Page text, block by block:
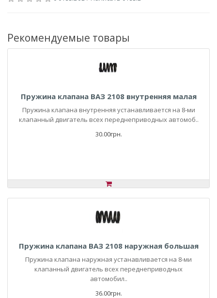
Рекомендуемые товары
Пружина клапана ВАЗ 2108 внутренняя малая
Пружина клапана внутренняя устанавливается на 8-ми
клапанный двигатель всех переднеприводных автомоб..
30.00грн.
Пружина клапана ВАЗ 2108 наружная большая
Пружина клапана наружная устанавливается на 8-ми
клапанный двигатель всех переднеприводных
автомобил..
36.00грн.